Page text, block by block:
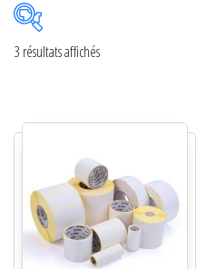
Imprimantes
Lecteurs
Lecteurs code-barres
3 résultats affichés